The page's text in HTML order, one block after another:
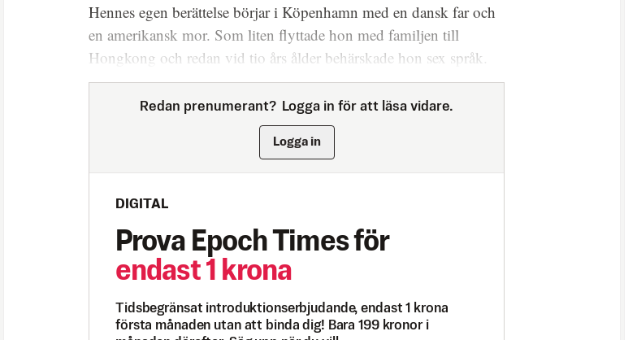
Hennes egen berättelse börjar i Köpenhamn med en dansk far och
en amerikansk mor. Som liten flyttade hon med familjen till
Hongkong och redan vid tio års ålder behärskade hon sex språk.
Redan prenumerant? Logga in för att läsa vidare.
Logga in
DIGITAL
Prova Epoch Times för
endast 1 krona
Tidsbegränsat introduktionserbjudande, endast 1 krona
första månaden utan att binda dig! Bara 199 kronor i